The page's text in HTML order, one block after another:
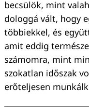
becsülök, mint
dologgá vált, hogy
többiekkel, és
amit eddig
számomra, mint
szokatlan időszak
erőteljesen